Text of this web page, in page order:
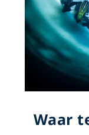
Waar